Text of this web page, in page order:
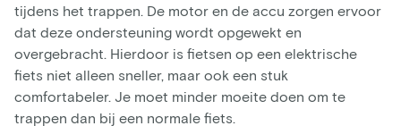
tijdens het trappen. De motor en de accu zorgen ervoor
dat deze ondersteuning wordt opgewekt en
overgebracht. Hierdoor is fietsen op een elektrische
fiets niet alleen sneller, maar ook een stuk
comfortabeler. Je moet minder moeite doen om te
trappen dan bij een normale fiets.